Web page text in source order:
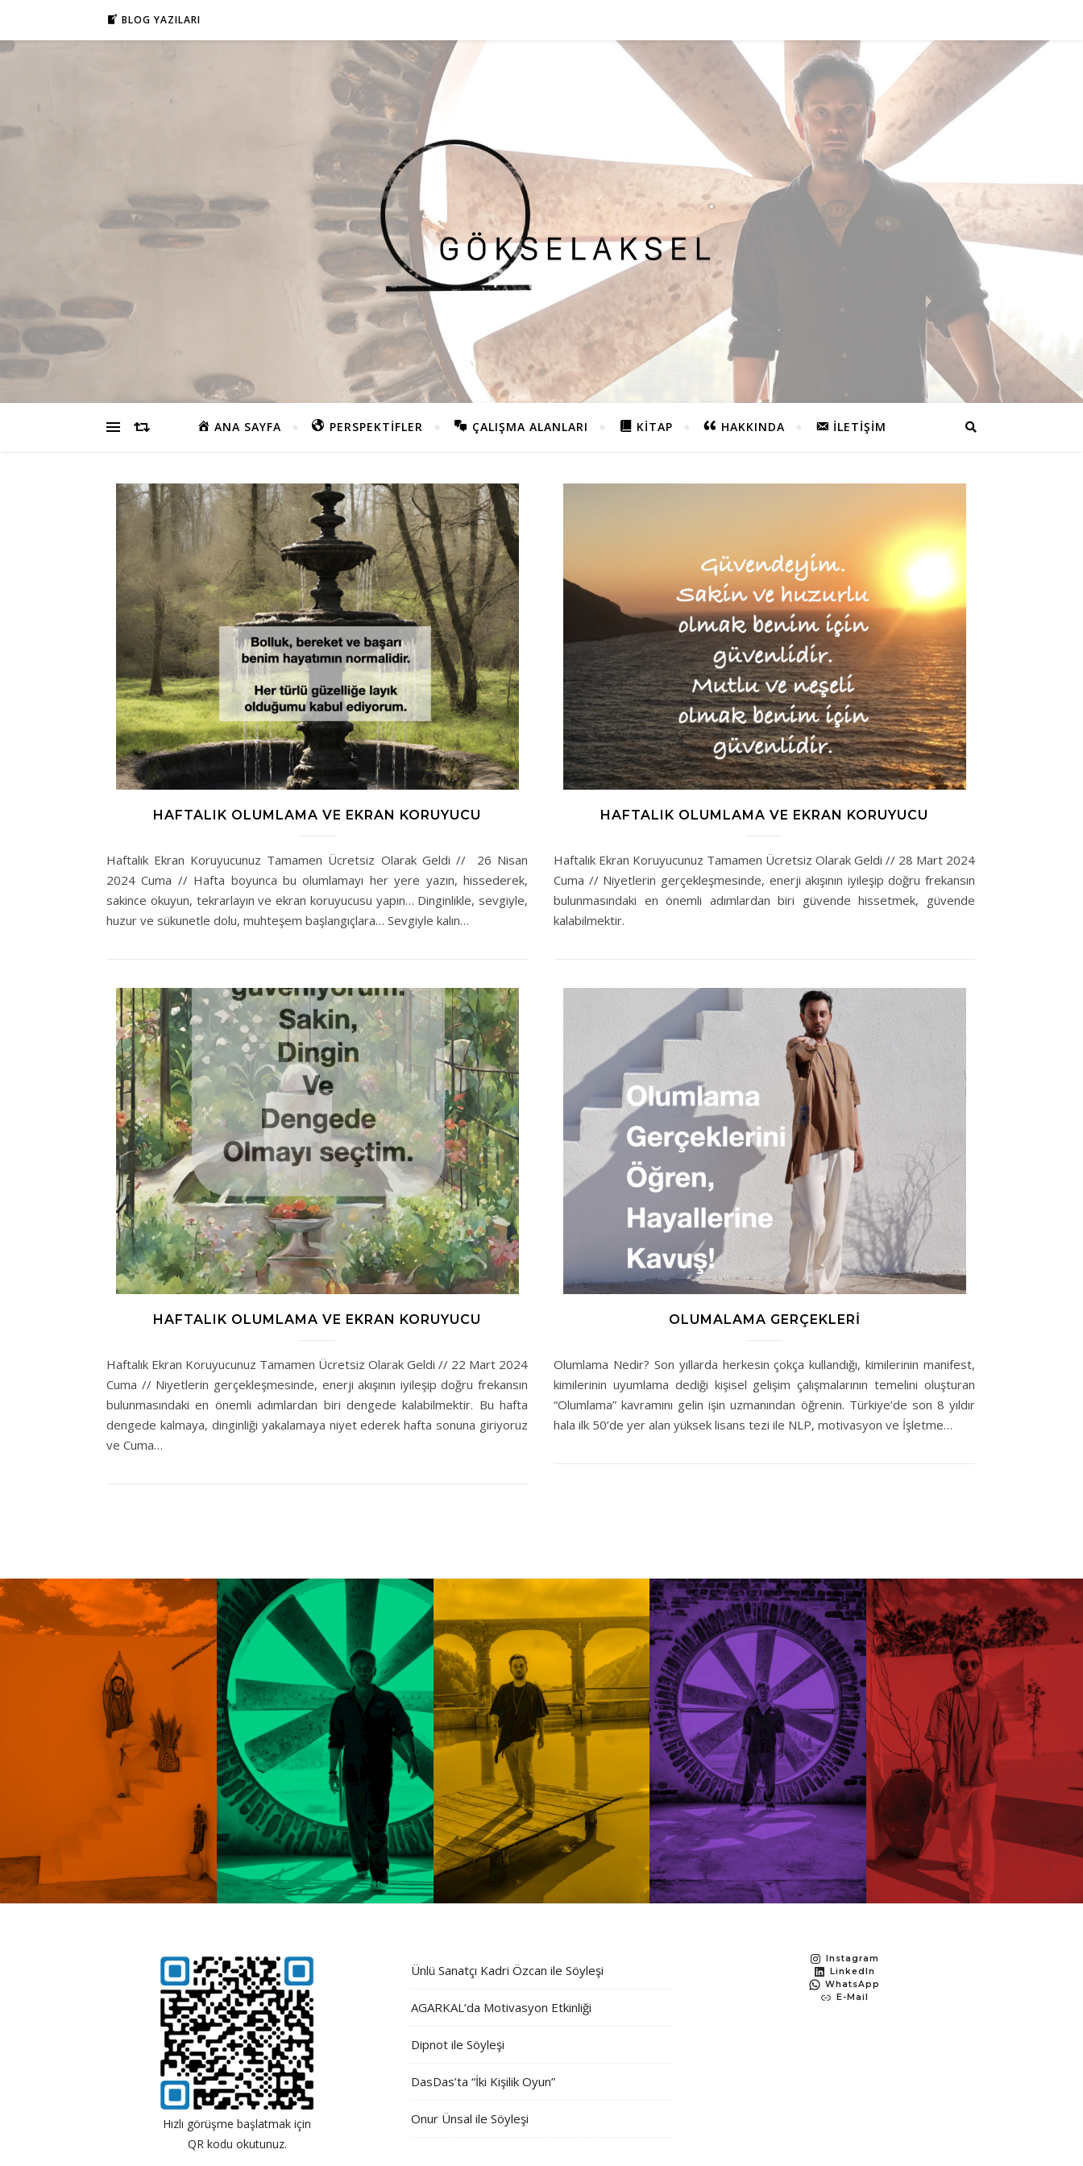
BLOG YAZILARI
ANA SAYFA PERSPEKTIFLER ÇALIŞMA ALANLARI KITAP HAKKINDA İLETIŞIM
HAFTALIK OLUMLAMA VE EKRAN KORUYUCU
Haftalık Ekran Koruyucunuz Tamamen Ücretsiz Olarak Geldi // 26 Nisan
2024 Cuma // Hafta boyunca bu olumlamayı her yere yazın, hissederek,
sakince okuyun, tekrarlayın ve ekran koruyucusu yapın… Dinginlikle, sevgiyle,
huzur ve sükunetle dolu, muhteşem başlangıçlara… Sevgiyle kalın…
HAFTALIK OLUMLAMA VE EKRAN KORUYUCU
Haftalık Ekran Koruyucunuz Tamamen Ücretsiz Olarak Geldi // 28 Mart 2024
Cuma // Niyetlerin gerçekleşmesinde, enerji akışının iyileşip doğru frekansın
bulunmasındaki en önemli adımlardan biri güvende hissetmek, güvende
kalabilmektir.
HAFTALIK OLUMLAMA VE EKRAN KORUYUCU
Haftalık Ekran Koruyucunuz Tamamen Ücretsiz Olarak Geldi // 22 Mart 2024
Cuma // Niyetlerin gerçekleşmesinde, enerji akışının iyileşip doğru frekansın
bulunmasındaki en önemli adımlardan biri dengede kalabilmektir. Bu hafta
dengede kalmaya, dinginliği yakalamaya niyet ederek hafta sonuna giriyoruz
ve Cuma…
OLUMALAMA GERÇEKLERI
Olumlama Nedir? Son yıllarda herkesin çokça kullandığı, kimilerinin manifest,
kimilerinin uyumlama dediği kişisel gelişim çalışmalarının temelini oluşturan
“Olumlama” kavramını gelin işin uzmanından öğrenin. Türkiye’de son 8 yıldır
hala ilk 50’de yer alan yüksek lisans tezi ile NLP, motivasyon ve İşletme…
Hızlı görüşme başlatmak için
QR kodu okutunuz.
Ünlü Sanatçı Kadri Özcan ile Söyleşi
AGARKAL’da Motivasyon Etkinliği
Dipnot ile Söyleşi
DasDas’ta “İki Kişilik Oyun”
Onur Ünsal ile Söyleşi
Instagram
LinkedIn
WhatsApp
E-Mail